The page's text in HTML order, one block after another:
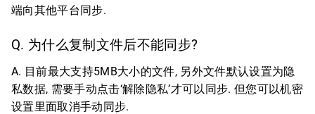
端向其他平台同步.
Q. 为什么复制文件后不能同步?
A. 目前最大支持5MB大小的文件, 另外文件默认设置为隐
私数据, 需要手动点击‘解除隐私’才可以同步. 但您可以机密
设置里面取消手动同步.